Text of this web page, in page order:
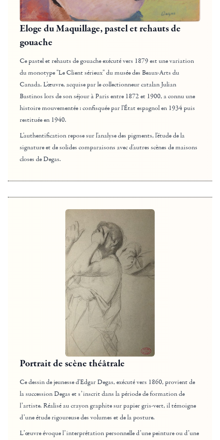
Eloge du Maquillage, pastel et rehauts de
gouache
Ce pastel et rehauts de gouache exécuté vers 1879 est une variation
du monotype "Le Client sérieux" du musée des Beaux-Arts du
Canada. L'œuvre, acquise par le collectionneur catalan Julian
Bastinos lors de son séjour à Paris entre 1872 et 1900, a connu une
histoire mouvementée : confisquée par l'État espagnol en 1934 puis
restituée en 1940.
L'authentification repose sur l'analyse des pigments, l'étude de la
signature et de solides comparaisons avec d'autres scènes de maisons
closes de Degas.
Portrait de scène théâtrale
Ce dessin de jeunesse d'Edgar Degas, exécuté vers 1860, provient de
la succession Degas et s’inscrit dans la période de formation de
l’artiste. Réalisé au crayon graphite sur papier gris-vert, il témoigne
d’une étude rigoureuse des volumes et de la posture.
L’œuvre évoque l’interprétation personnelle d’une peinture ou d’une